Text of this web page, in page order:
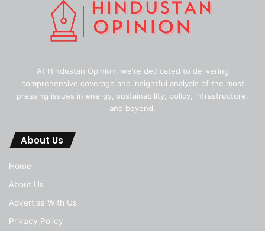
At Hindustan Opinion, we're dedicated to delivering
comprehensive coverage and insightful analysis of the most
pressing issues in energy, sustainability, policy, infrastructure,
and beyond.
About Us
Home
About Us
Advertise With Us
Privacy Policy